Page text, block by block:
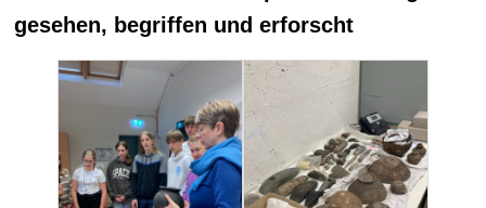
gesehen, begriffen und erforscht